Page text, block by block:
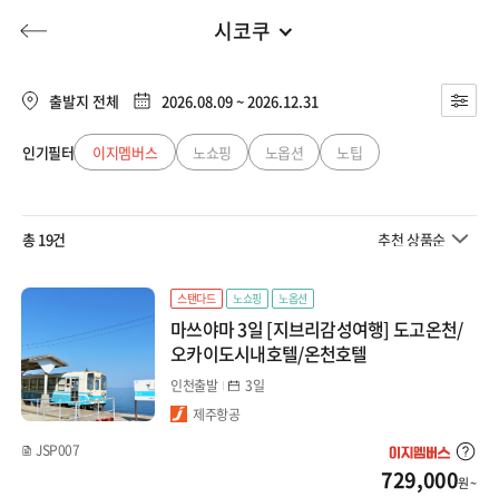
허니문 기획전/홈쇼핑 이벤트/혜택
투어플랜
허니문
시코쿠
유럽/아프리카
동남아
일본
대만/홍콩/마카오
미주/캐나다/중남미
호주/뉴질랜드
북해도
큐슈
오키나와
도쿄
출발지 전체 2026.08.09 ~ 2026.12.31
인기필터 이지멤버스 노쇼핑 노옵션 노팁
총 19건 추천 상품순
스탠다드 노쇼핑 노옵션
마쓰야마 3일 [지브리감성여행] 도고온천/
오카이도시내호텔/온천호텔
인천출발
3일
제주항공
JSP007
729,000원 ~